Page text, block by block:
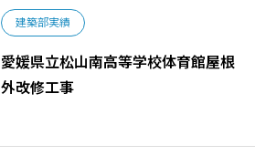
建築部実績
愛媛県立松山南高等学校体育館屋根
外改修工事